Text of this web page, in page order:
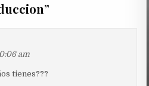
”
am
tienes???